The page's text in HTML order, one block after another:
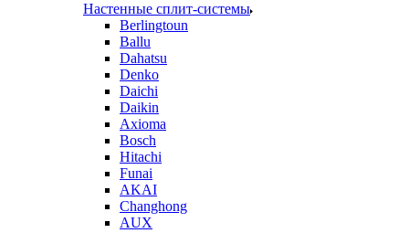
Настенные сплит-системы
Berlingtoun
Ballu
Dahatsu
Denko
Daichi
Daikin
Axioma
Bosch
Hitachi
Funai
AKAI
Changhong
AUX